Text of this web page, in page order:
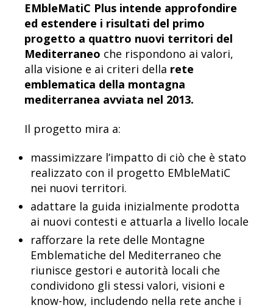
EMbleMatiC Plus intende approfondire
ed estendere i risultati del primo
progetto a quattro nuovi territori del
Mediterraneo che rispondono ai valori,
alla visione e ai criteri della rete
emblematica della montagna
mediterranea avviata nel 2013.
Il progetto mira a:
massimizzare l’impatto di ciò che è stato
realizzato con il progetto EMbleMatiC
nei nuovi territori.
adattare la guida inizialmente prodotta
ai nuovi contesti e attuarla a livello locale
rafforzare la rete delle Montagne
Emblematiche del Mediterraneo che
riunisce gestori e autorità locali che
condividono gli stessi valori, visioni e
know-how, includendo nella rete anche i